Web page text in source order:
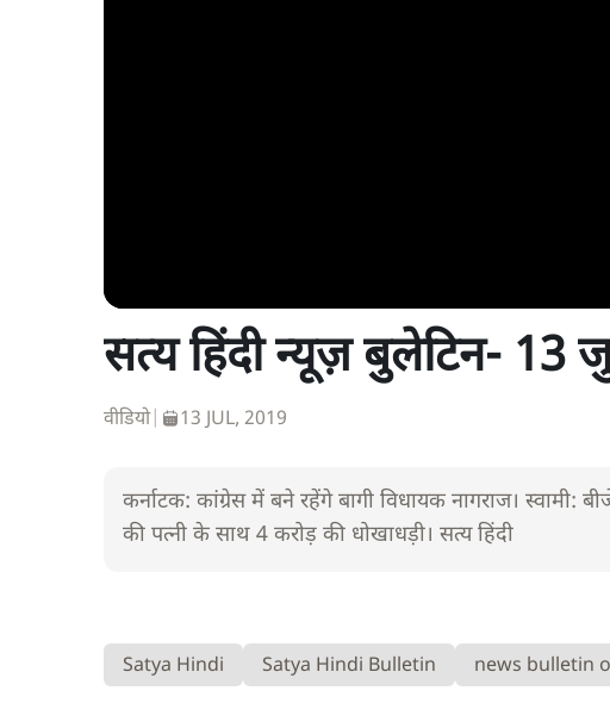
सत्य हिंदी न्यूज़ बुलेटिन-
वीडियो| 13 JUL, 2019
कर्नाटक: कांग्रेस में बने रहेंगे बागी विधायक नागराज। स्वामी:
की पत्नी के साथ 4 करोड़ की धोखाधड़ी। सत्य हिंदी
Satya Hindi Satya Hindi Bulletin news bulletin